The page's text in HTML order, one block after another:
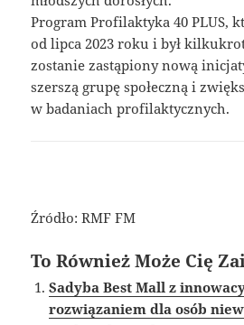
Program Profilaktyka 40 PLUS,
od lipca 2023 roku i był
zostanie zastąpiony nową
szerszą grupę społeczną i
w badaniach profilaktycznych.
Źródło: RMF FM
To Również Może Cię
Sadyba Best Mall z
rozwiązaniem dla osób